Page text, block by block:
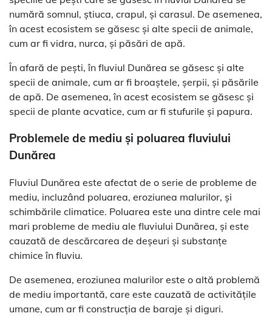
numără somnul, știuca, crapul, și carasul. De asemenea,
în acest ecosistem se găsesc și alte specii de animale,
cum ar fi vidra, nurca, și păsări de apă.
În afară de pești, în fluviul Dunărea se găsesc și alte
specii de animale, cum ar fi broaștele, șerpii, și păsările
de apă. De asemenea, în acest ecosistem se găsesc și
specii de plante acvatice, cum ar fi stufurile și papura.
Problemele de mediu și poluarea fluviului
Dunărea
Fluviul Dunărea este afectat de o serie de probleme de
mediu, incluzând poluarea, eroziunea malurilor, și
schimbările climatice. Poluarea este una dintre cele mai
mari probleme de mediu ale fluviului Dunărea, și este
cauzată de descărcarea de deșeuri și substanțe
chimice în fluviu.
De asemenea, eroziunea malurilor este o altă problemă
de mediu importantă, care este cauzată de activitățile
umane, cum ar fi construcția de baraje și diguri.